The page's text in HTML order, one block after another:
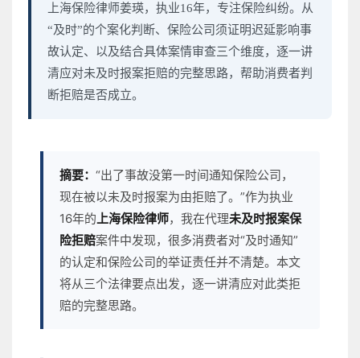
上海保险律师姜瑛，执业16年，专注保险纠纷。从
“及时”的个案化判断、保险公司须证明迟延影响事
故认定、以及结合具体案情审查三个维度，逐一讲
清应对未及时报案拒赔的完整思路，帮助消费者判
断拒赔是否成立。
摘要： “出了事故没第一时间通知保险公司，
现在被以未及时报案为由拒赔了。”作为执业
16年的上海保险律师，我在代理未及时报案保
险拒赔案件中发现，很多消费者对“及时通知”
的认定和保险公司的举证责任并不清楚。本文
将从三个法律要点出发，逐一讲清应对此类拒
赔的完整思路。